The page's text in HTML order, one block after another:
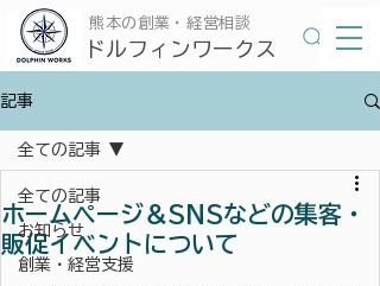
​ドルフィンワークス
​熊本の創業・経営相談
記事
全ての記事
お知らせ
創業・経営支援
全ての記事
ホームページ＆SNSなどの集客・
販促イベントについて